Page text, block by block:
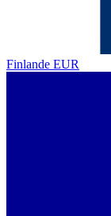
Finlande EUR